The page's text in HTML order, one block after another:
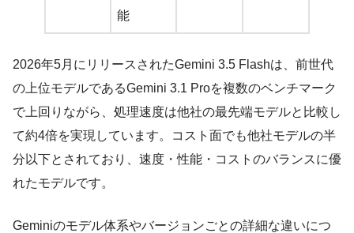
能
2026年5月にリリースされたGemini 3.5 Flashは、前世代
の上位モデルであるGemini 3.1 Proを複数のベンチマーク
で上回りながら、処理速度は他社の最先端モデルと比較し
て約4倍を実現しています。コスト面でも他社モデルの半
分以下とされており、速度・性能・コストのバランスに優
れたモデルです。
Geminiのモデル体系やバージョンごとの詳細な違いにつ